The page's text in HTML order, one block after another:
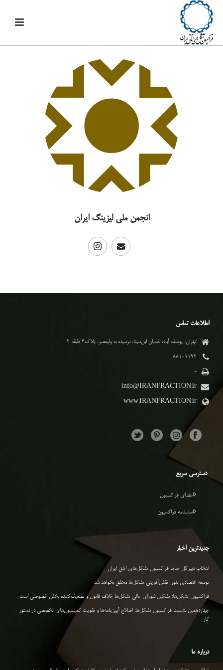
انجمن ملی لیزینگ ایران
اطلاعات تماس
تهران، یوسف آباد، خیابان ابن‌سینا، نرسیده به ولیعصر، پلاک۴ طبقه ۲
۸۸۱۰۱۱۹۲
-
info@IRANFRACTION.ir
www.IRANFRACTION.ir
دسترسی سریع
اعضای فراکسیون
اساسنامه فراکسیون
جدیدترین اخبار
انتخاب دبیرکل جدید فراکسیون تشکل‌های اتاق ایران
توسعه اقتصادی بدون نقش‌آفرینی تشکل‌ها محقق نخواهد شد
فراکسیون تشکل‌ها: تشکیل شورای عالی تشکل‌ها خلاف قانون و تضعیف‌کننده بخش خصوصی است
چهاردهمین نشست فراکسیون تشکل‌ها: اصلاح آیین‌نامه‌ها و تقویت کمیسیون‌های تخصصی در دستور
کار
درباره ما